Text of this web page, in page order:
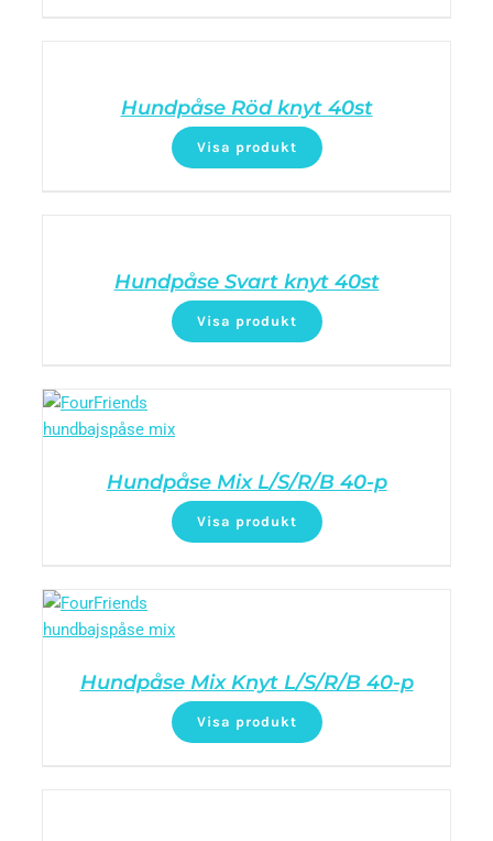
Hundpåse Röd knyt 40st
Visa produkt
Hundpåse Svart knyt 40st
Visa produkt
Hundpåse Mix L/S/R/B 40-p
Visa produkt
Hundpåse Mix Knyt L/S/R/B 40-p
Visa produkt